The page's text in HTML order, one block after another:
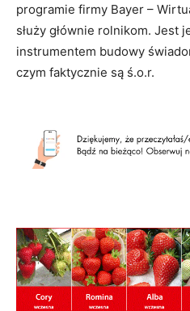
programie firmy Bayer –
służy głównie rolnikom. Jest
instrumentem budowy
czym faktycznie są ś.o.r.